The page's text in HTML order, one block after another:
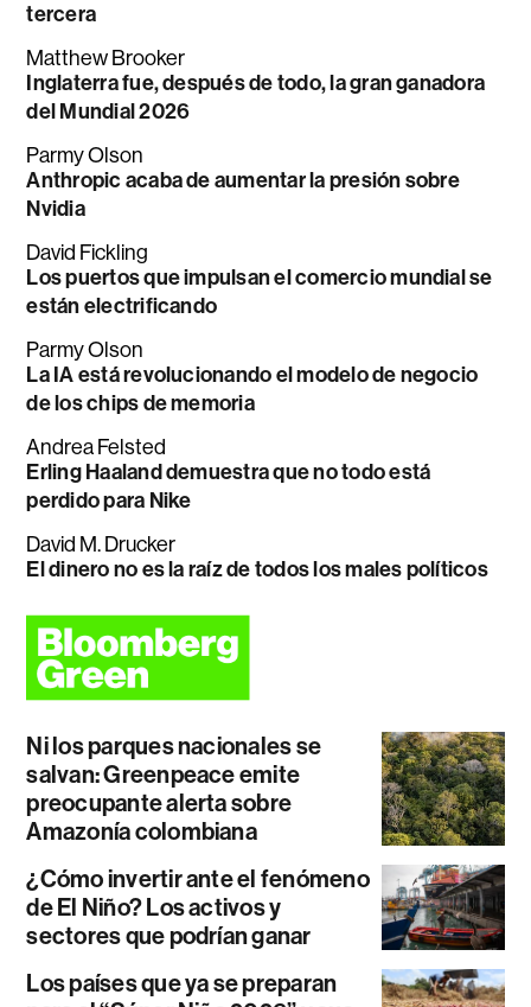
tercera
Matthew Brooker
Inglaterra fue, después de todo, la gran ganadora
del Mundial 2026
Parmy Olson
Anthropic acaba de aumentar la presión sobre
Nvidia
David Fickling
Los puertos que impulsan el comercio mundial se
están electrificando
Parmy Olson
La IA está revolucionando el modelo de negocio
de los chips de memoria
Andrea Felsted
Erling Haaland demuestra que no todo está
perdido para Nike
David M. Drucker
El dinero no es la raíz de todos los males políticos
Ni los parques nacionales se
salvan: Greenpeace emite
preocupante alerta sobre
Amazonía colombiana
¿Cómo invertir ante el fenómeno
de El Niño? Los activos y
sectores que podrían ganar
Los países que ya se preparan